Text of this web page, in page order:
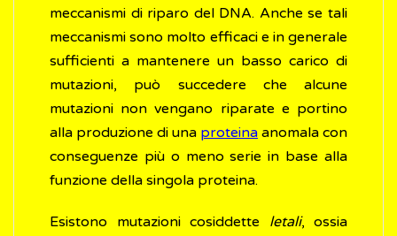
meccanismi di riparo del DNA. Anche se tali
meccanismi sono molto efficaci e in generale
sufficienti a mantenere un basso carico di
mutazioni, può succedere che alcune
mutazioni non vengano riparate e portino
alla produzione di una proteina anomala con
conseguenze più o meno serie in base alla
funzione della singola proteina.
Esistono mutazioni cosiddette letali, ossia